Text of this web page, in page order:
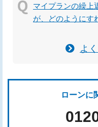
マイプランの繰上
が、どのようにす
よ
ローンに